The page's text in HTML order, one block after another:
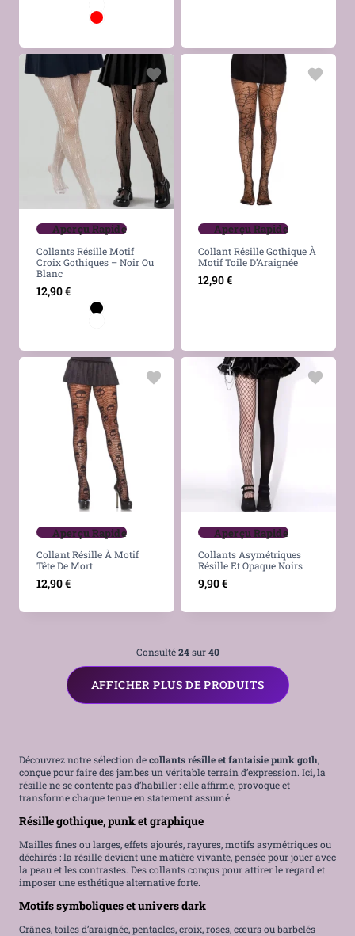
Aperçu Rapide
Collants Résille Motif
Croix Gothiques – Noir Ou
Blanc
12,90€
Aperçu Rapide
Collant Résille Gothique À
Motif Toile D’Araignée
12,90€
Aperçu Rapide
Collant Résille À Motif
Tête De Mort
12,90€
Aperçu Rapide
Collants Asymétriques
Résille Et Opaque Noirs
9,90€
Consulté24sur40
AFFICHER PLUS DE PRODUITS
Découvrez notre sélection decollants résille et fantaisie punk goth,
conçue pour faire des jambes un véritable terrain d’expression. Ici, la
résille ne se contente pas d’habiller : elle affirme, provoque et
transforme chaque tenue en statement assumé.
Résille gothique, punk et graphique
Mailles fines ou larges, effets ajourés, rayures, motifs asymétriques ou
déchirés : la résille devient une matière vivante, pensée pour jouer avec
la peau et les contrastes. Des collants conçus pour attirer le regard et
imposer une esthétique alternative forte.
Motifs symboliques et univers dark
Crânes, toiles d’araignée, pentacles, croix, roses, cœurs ou barbelés